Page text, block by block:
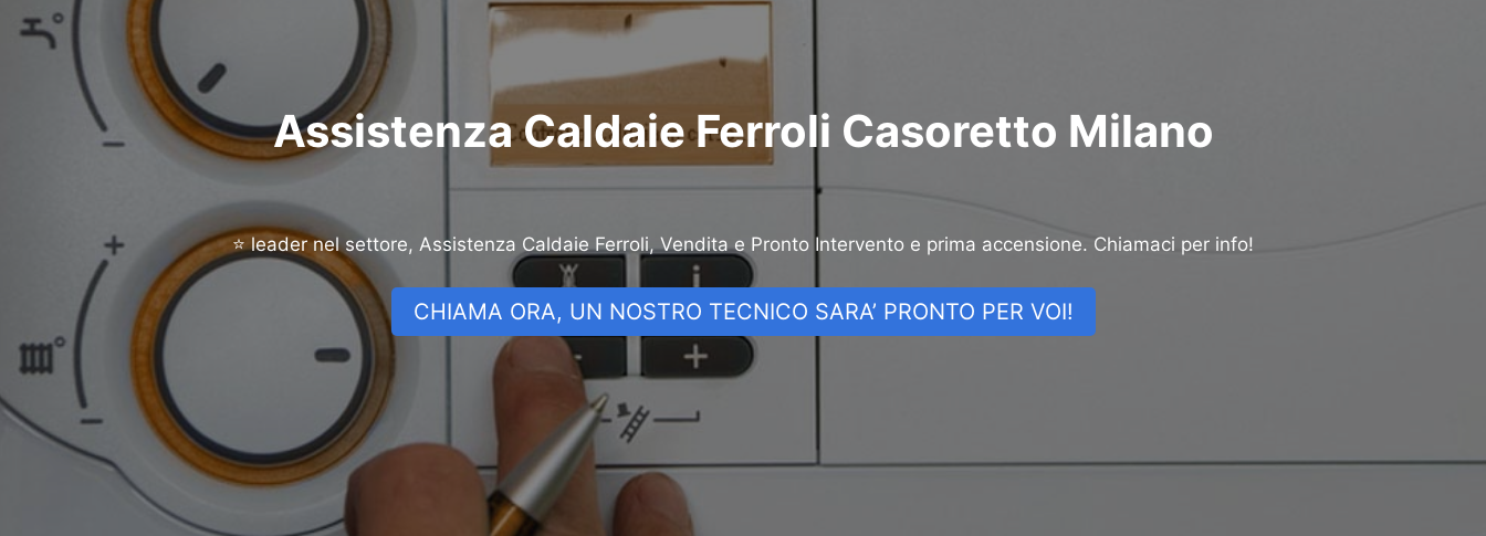
Assistenza Caldaie Ferroli Casoretto Milano
⭐ leader nel settore, Assistenza Caldaie Ferroli, Vendita e Pronto Intervento e prima accensione. Chiamaci per info!
CHIAMA ORA, UN NOSTRO TECNICO SARA’ PRONTO PER VOI!